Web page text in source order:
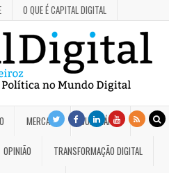
O QUE É CAPITAL DIGITAL
MERCADO JUDICIÁRIO
OPINIÃO TRANSFORMAÇÃO DIGITAL